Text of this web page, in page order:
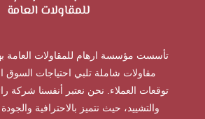
تأسست مؤسسة ارهام للمقاولات العامة
مقاولات شاملة تلبي احتياجات السوق
توقعات العملاء. نحن نعتبر أنفسنا شركة
والتشييد، حيث نتميز بالاحترافية